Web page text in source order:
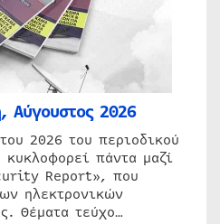
Αύγουστος 2026
2026 του περιοδικού
πάντα μαζί
Report», που
ηλεκτρονικών
Θέματα τεύχο…